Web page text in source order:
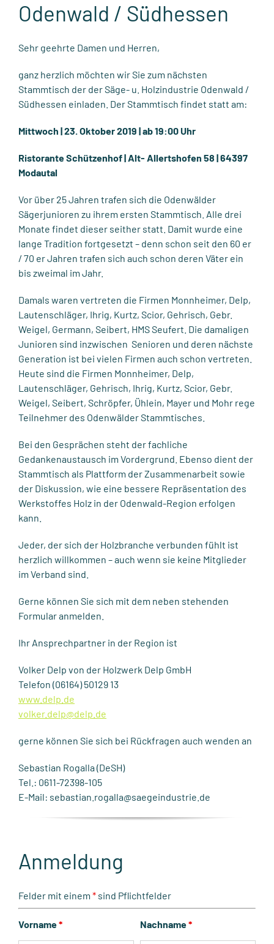
Odenwald / Südhessen
Sehr geehrte Damen und Herren,
ganz herzlich möchten wir Sie zum nächsten
Stammtisch der der Säge- u. Holzindustrie Odenwald /
Südhessen einladen. Der Stammtisch findet statt am:
Mittwoch | 23. Oktober 2019 | ab 19:00 Uhr
Ristorante Schützenhof | Alt- Allertshofen 58 | 64397
Modautal
Vor über 25 Jahren trafen sich die Odenwälder
Sägerjunioren zu ihrem ersten Stammtisch. Alle drei
Monate findet dieser seither statt. Damit wurde eine
lange Tradition fortgesetzt – denn schon seit den 60 er
/ 70 er Jahren trafen sich auch schon deren Väter ein
bis zweimal im Jahr.
Damals waren vertreten die Firmen Monnheimer, Delp,
Lautenschläger, Ihrig, Kurtz, Scior, Gehrisch, Gebr.
Weigel, Germann, Seibert, HMS Seufert. Die damaligen
Junioren sind inzwischen Senioren und deren nächste
Generation ist bei vielen Firmen auch schon vertreten.
Heute sind die Firmen Monnheimer, Delp,
Lautenschläger, Gehrisch, Ihrig, Kurtz, Scior, Gebr.
Weigel, Seibert, Schröpfer, Ühlein, Mayer und Mohr rege
Teilnehmer des Odenwälder Stammtisches.
Bei den Gesprächen steht der fachliche
Gedankenaustausch im Vordergrund. Ebenso dient der
Stammtisch als Plattform der Zusammenarbeit sowie
der Diskussion, wie eine bessere Repräsentation des
Werkstoffes Holz in der Odenwald-Region erfolgen
kann.
Jeder, der sich der Holzbranche verbunden fühlt ist
herzlich willkommen – auch wenn sie keine Mitglieder
im Verband sind.
Gerne können Sie sich mit dem neben stehenden
Formular anmelden.
Ihr Ansprechpartner in der Region ist
Volker Delp von der Holzwerk Delp GmbH
Telefon (06164) 50129 13
www.delp.de
volker.delp@delp.de
gerne können Sie sich bei Rückfragen auch wenden an
Sebastian Rogalla (DeSH)
Tel.: 0611-72398-105
E-Mail: sebastian.rogalla@saegeindustrie.de
Anmeldung
Felder mit einem * sind Pflichtfelder
Vorname* Nachname*